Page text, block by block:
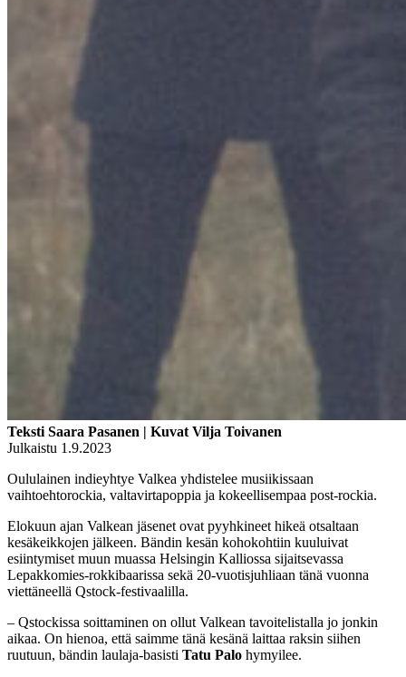
Teksti Saara Pasanen | Kuvat Vilja Toivanen
Julkaistu 1.9.2023
Oululainen indieyhtye Valkea yhdistelee musiikissaan
vaihtoehtorockia, valtavirtapoppia ja kokeellisempaa post-rockia.
Elokuun ajan Valkean jäsenet ovat pyyhkineet hikeä otsaltaan
kesäkeikkojen jälkeen. Bändin kesän kohokohtiin kuuluivat
esiintymiset muun muassa Helsingin Kalliossa sijaitsevassa
Lepakkomies-rokkibaarissa sekä 20-vuotisjuhliaan tänä vuonna
viettäneellä Qstock-festivaalilla.
– Qstockissa soittaminen on ollut Valkean tavoitelistalla jo jonkin
aikaa. On hienoa, että saimme tänä kesänä laittaa raksin siihen
ruutuun, bändin laulaja-basisti Tatu Palo hymyilee.